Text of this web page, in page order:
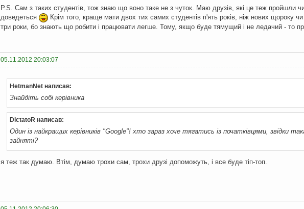
P.S. Сам з таких студентів, тож знаю що воно таке не з чуток. Маю друзів, які це теж пройшли
доведеться
Крім того, краще мати двох тих самих студентів п'ять років, ніж нових щороку
три роки, бо знають що робити і працювати легше. Тому, якщо буде тямущий і не ледачий - то
05.11.2012 20:03:07
HetmanNet написав:
Знайдіть собі керівника
DictatoR написав:
Один із найкращих керівників "Google"! хто зараз хоче тягатись із початківцями, звідки
зайняті?
я теж так думаю. Втім, думаю трохи сам, трохи друзі допоможуть, і все буде тіп-топ.